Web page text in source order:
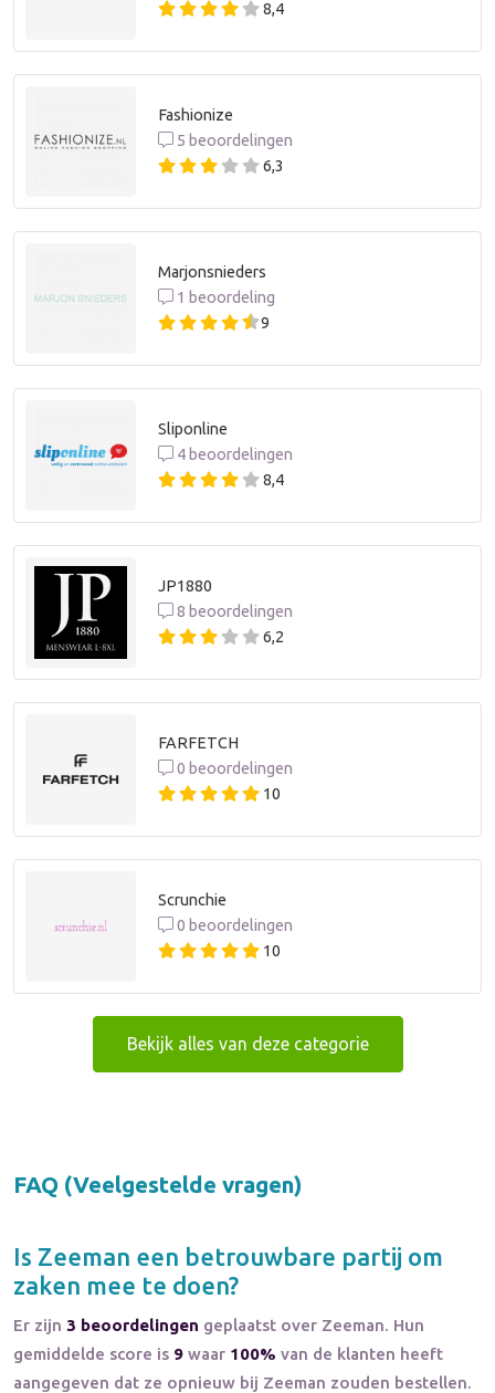
8,4
Fashionize
5 beoordelingen
6,3
Marjonsnieders
1 beoordeling
9
Sliponline
4 beoordelingen
8,4
JP1880
8 beoordelingen
6,2
FARFETCH
0 beoordelingen
10
Scrunchie
0 beoordelingen
10
Bekijk alles van deze categorie
FAQ (Veelgestelde vragen)
Is Zeeman een betrouwbare partij om
zaken mee te doen?
Er zijn 3 beoordelingen geplaatst over Zeeman. Hun
gemiddelde score is 9 waar 100% van de klanten heeft
aangegeven dat ze opnieuw bij Zeeman zouden bestellen.